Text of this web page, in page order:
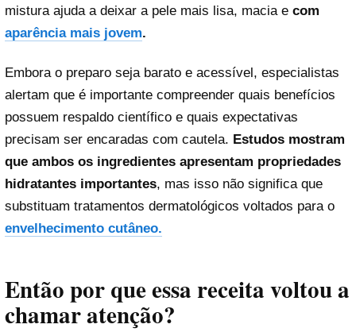
mistura ajuda a deixar a pele mais lisa, macia e com
aparência mais jovem.
Embora o preparo seja barato e acessível, especialistas
alertam que é importante compreender quais benefícios
possuem respaldo científico e quais expectativas
precisam ser encaradas com cautela. Estudos mostram
que ambos os ingredientes apresentam propriedades
hidratantes importantes, mas isso não significa que
substituam tratamentos dermatológicos voltados para o
envelhecimento cutâneo.
Então por que essa receita voltou a
chamar atenção?